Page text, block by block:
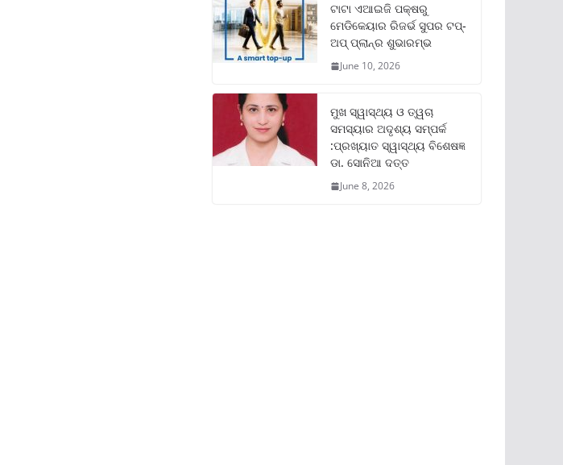
ଟାଟା ଏଆଇଜି ପକ୍ଷରୁ
ମେଡିକେୟାର ରିଜର୍ଭ ସୁପର ଟପ୍‌-
ଅପ୍ ପ୍ଲାନ୍‌ର ଶୁଭାରମ୍ଭ
June 10, 2026
ମୁଖ ସ୍ୱାସ୍ଥ୍ୟ ଓ ତ୍ୱଚା
ସମସ୍ୟାର ଅଦୃଶ୍ୟ ସମ୍ପର୍କ
:ପ୍ରଖ୍ୟାତ ସ୍ୱାସ୍ଥ୍ୟ ବିଶେଷଜ୍ଞ
ଡା. ସୋନିଆ ଦତ୍ତ
June 8, 2026